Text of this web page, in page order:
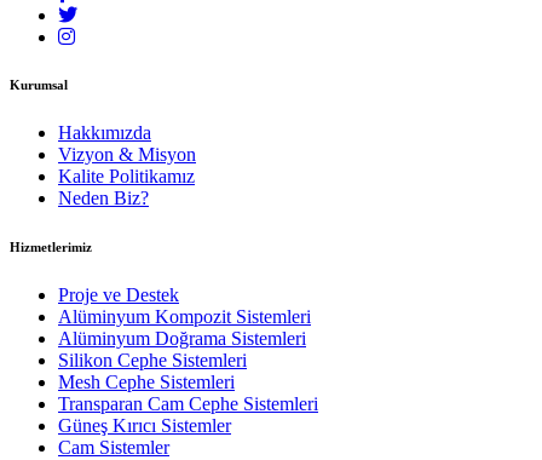
Kurumsal
Hakkımızda
Vizyon & Misyon
Kalite Politikamız
Neden Biz?
Hizmetlerimiz
Proje ve Destek
Alüminyum Kompozit Sistemleri
Alüminyum Doğrama Sistemleri
Silikon Cephe Sistemleri
Mesh Cephe Sistemleri
Transparan Cam Cephe Sistemleri
Güneş Kırıcı Sistemler
Cam Sistemler